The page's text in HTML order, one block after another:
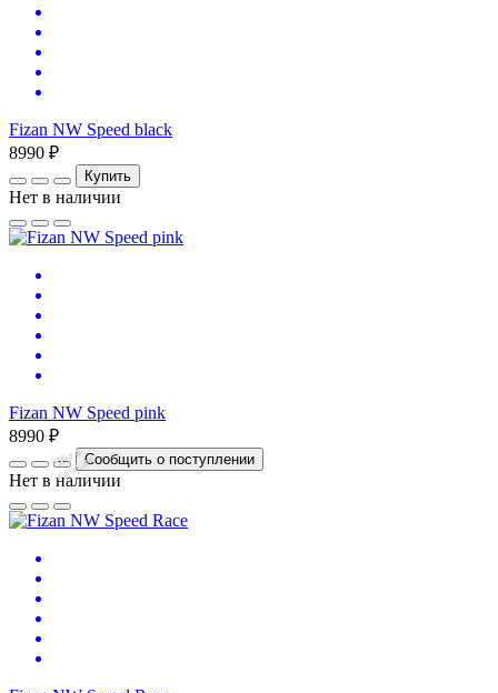
Fizan NW Speed black
8990 ₽
Купить
Нет в наличии
Fizan NW Speed pink
Нет
в
на
л
и
ч
и
и
8990 ₽
Сообщить о поступлении
Нет в наличии